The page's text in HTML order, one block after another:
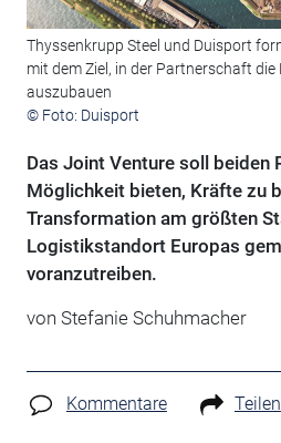
Thyssenkrupp Steel und Duisport
mit dem Ziel, in der Partnerschaft
auszubauen
© Foto: Duisport
Das Joint Venture soll beiden
Möglichkeit bieten, Kräfte zu
Transformation am größten
Logistikstandort Europas
voranzutreiben.
von Stefanie Schuhmacher
Kommentare Teilen